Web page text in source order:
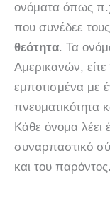
ονόματα όπως
που συνέδεε
θεότητα. Τα
Αμερικανών, είτε
εμποτισμένα με
πνευματικότητα
Κάθε όνομα λέει
συναρπαστικό
και του παρόντος.